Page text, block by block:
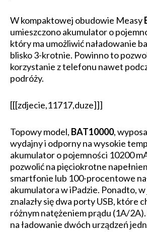
W kompaktowej obudowie Measy
umieszczono akumulator o
który ma umożliwić naładowanie
blisko 3-krotnie. Powinno to
korzystanie z telefonu nawet
podróży.
[[[zdjecie,11717,duze]]]
Topowy model, BAT10000,
wydajny i odporny na wysokie
akumulator o pojemności 10200
pozwolić na pięciokrotne
smartfonie lub 100-procentowe
akumulatora w iPadzie. Ponadto,
znalazły się dwa porty USB, które
różnym natężeniem prądu (1A/
na ładowanie dwóch urządzeń